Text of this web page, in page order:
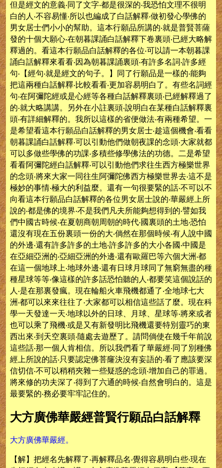
但是經文的意義‧同了文字‧都是很深的‧我恐怕文理不很明
白的人‧不容易懂‧所以也編成了白話解釋‧做初發心學佛的
男女居士們小小的幫助。這本行願品所講的‧就是普賢菩薩
發的十個大願心‧在朝暮課誦白話解釋下卷裏頭‧已經大略解
釋過的。看這本行願品白話解釋的各位‧可以請一本朝暮課
誦白話解釋來看看‧因為朝暮課誦裏頭‧有許多名詞‧許多經
句‧【經句‧就是經文的句子。】同了行願品是一樣的‧能夠
把這兩種白話解釋‧比較看看‧更加容易明白了。有些名詞經
句‧在阿彌陀經或是心經等各種白話解釋裏頭‧已經解釋過了
的‧就大略講講。另外在小註裏頭‧說明白在某種白話解釋裏
頭‧有詳細解釋的。我所以這樣的省便做法‧有兩種希望。一
是希望看這本行願品白話解釋的男女居士‧趁這個機會‧看看
朝暮課誦白話解釋‧可以引動他們做朝夜課的念頭‧大家就都
可以多做些學佛的功課‧多積些修學佛法的功德。二是希望
看看阿彌陀經白話解釋‧可以引動他們求往生西方極樂世界
的念頭‧將來大家一同往生阿彌陀佛西方極樂世界去‧這不是
極妙的事情‧極大的利益麼。還有一句很要緊的話‧不可以不
向看這本行願品白話解釋的各位男女居士說的‧華嚴經上所
說的‧都是佛的境界‧不是我們凡夫所能夠想得到的‧譬如我
們中國古時候‧在夏朝商朝周朝的時代‧國裏頭的土地‧恐怕
還沒有現在五份裏頭一份的大‧倘然在那個時候‧有人說中國
的外邊‧還有許多許多的土地‧許多許多的大小各國‧中國是
在亞細亞洲的‧亞細亞洲的外邊‧還有歐羅巴等六個大洲‧都
在這一個地球上‧地球外邊‧還有日球月球同了無窮無盡的種
種星球等等‧像這樣的許多話恐怕聽的人‧都要笑這個說話的
人‧是在那裏發瘋。現在輪船火車飛機都通了‧全地球七大
洲‧都可以來來往往了‧大家都可以相信這些話了麼。現在科
學一天發達一天‧地球以外的日球、月球、星球等‧將來或者
也可以乘了飛機‧或是又有新發明比飛機還要特別靈巧的東
西出來‧到天空裏頭‧隨處去遊歷了。請問倘使在幾千年前說
這些話‧那一個人肯相信。所以我們看了華嚴經‧同了別種佛
經上所說的話‧只要認定佛菩窿決沒有妄語的‧看了應該要深
信切信‧不可以稍稍夾雜一些疑惑的念頭‧增加自己的罪過。
將來修的功夫深了‧得到了六通的時候‧自然會明白的。這是
最要緊的‧務必要牢牢記住的。
大方廣佛華嚴經普賢行願品白話解釋
大方廣佛華嚴經。
【解】把經名先解釋了‧再解釋品名‧覺得容易明白些‧現在